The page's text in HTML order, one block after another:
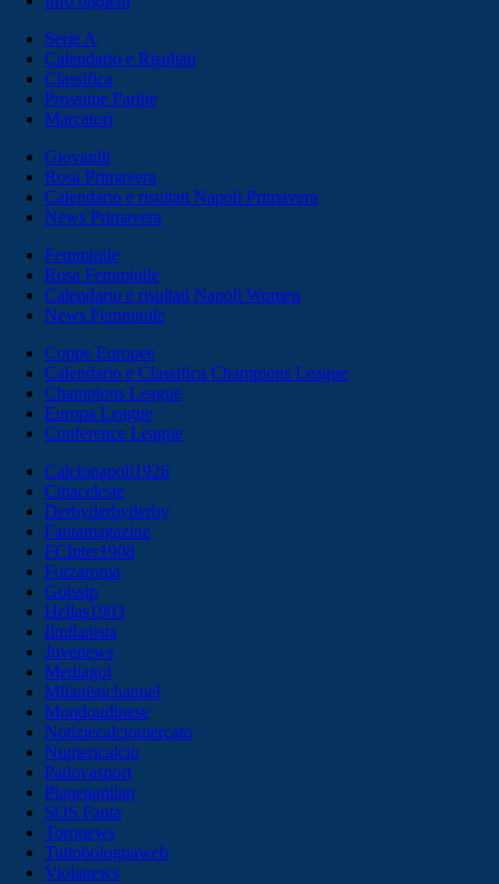
Serie A
Calendario e Risultati
Classifica
Prossime Partite
Marcatori
Giovanili
Rosa Primavera
Calendario e risultati Napoli Primavera
News Primavera
Femminile
Rosa Femminile
Calendario e risultati Napoli Women
News Femminile
Coppe Europee
Calendario e Classifica Champions League
Champions League
Europa League
Conference League
Calcionapoli1926
Cittaceleste
Derbyderbyderby
Fantamagazine
FCInter1908
Forzaroma
Golssip
Hellas1903
Ilmilanista
Juvenews
Mediagol
Milanistichannel
Mondoudinese
Notiziecalciomercato
Numericalcio
Padovasport
Pianetamilan
SOS Fanta
Toronews
Tuttobolognaweb
Violanews